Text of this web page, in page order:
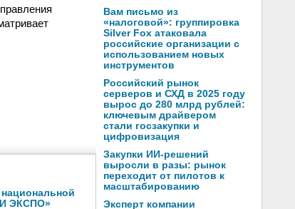
ЭКСПО»
Вам письмо из
«налоговой»: группировка
Silver Fox атаковала
российские организации с
использованием новых
инструментов
Российский рынок
серверов и СХД в 2025 году
вырос до 280 млрд рублей:
ключевым драйвером
стали госзакупки и
цифровизация
Закупки ИИ-решений
выросли в разы: рынок
переходит от пилотов к
масштабированию
Эксперт компании